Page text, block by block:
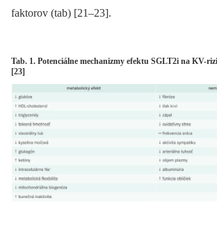
faktorov (tab) [21–23].
Tab. 1. Potenciálne mechanizmy efektu SGLT2i na KV-
[23]